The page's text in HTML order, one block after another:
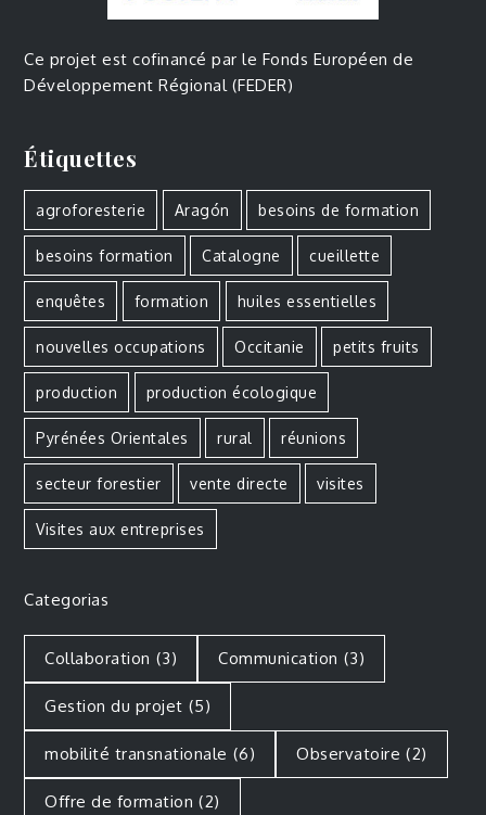
Ce projet est cofinancé par le Fonds Européen de
Développement Régional (FEDER)
Étiquettes
agroforesterie Aragón besoins de formation
besoins formation Catalogne cueillette
enquêtes formation huiles essentielles
nouvelles occupations Occitanie petits fruits
production production écologique
Pyrénées Orientales rural réunions
secteur forestier vente directe visites
Visites aux entreprises
Categorias
Collaboration (3) Communication (3)
Gestion du projet (5)
mobilité transnationale (6) Observatoire (2)
Offre de formation (2)